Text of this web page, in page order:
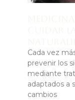
Cada vez
prevenir los
mediante
adaptados a
cambios